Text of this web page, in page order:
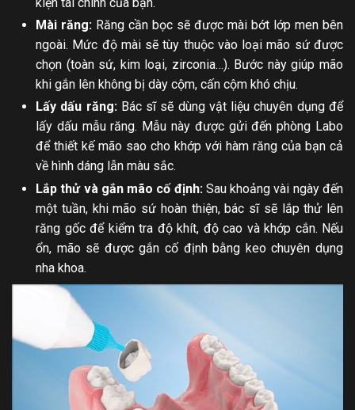
Mài răng: Răng cần bọc sẽ được mài bớt lớp men bên
ngoài. Mức độ mài sẽ tùy thuộc vào loại mão sứ được
chọn (toàn sứ, kim loại, zirconia…). Bước này giúp mão
khi gắn lên không bị dày cộm, cấn cộm khó chịu.
Lấy dấu răng:Bác sĩ sẽ dùng vật liệu chuyên dụng để
lấy dấu mẫu răng. Mẫu này được gửi đến phòng Labo
để thiết kế mão sao cho khớp với hàm răng của bạn cả
về hình dáng lẫn màu sắc.
Lắp thử và gắn mão cố định:Sau khoảng vài ngày đến
một tuần, khi mão sứ hoàn thiện, bác sĩ sẽ lắp thử lên
răng gốc để kiểm tra độ khít, độ cao và khớp cắn. Nếu
ổn, mão sẽ được gắn cố định bằng keo chuyên dụng
nha khoa.